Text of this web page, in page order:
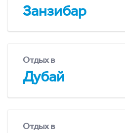
Занзибар
Отдых в
Дубай
Отдых в